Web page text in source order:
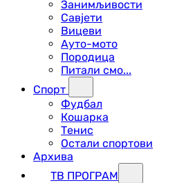
Занимљивости
Савјети
Вицеви
Ауто-мото
Породица
Питали смо...
Спорт
Фудбал
Кошарка
Тенис
Остали спортови
Архива
ТВ ПРОГРАМ